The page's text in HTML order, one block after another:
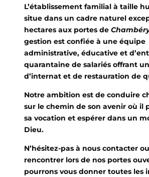
L’établissement familial à taille
situe dans un cadre naturel
hectares aux portes de
gestion est confiée à une équipe
administrative, éducative et
quarantaine de salariés offrant
d’internat et de restauration de
Notre ambition est de conduire
sur le chemin de son avenir où il
sa vocation et espérer dans un
Dieu.
N’hésitez-pas à nous contacter
rencontrer lors de nos portes
pourrons vous donner toutes les